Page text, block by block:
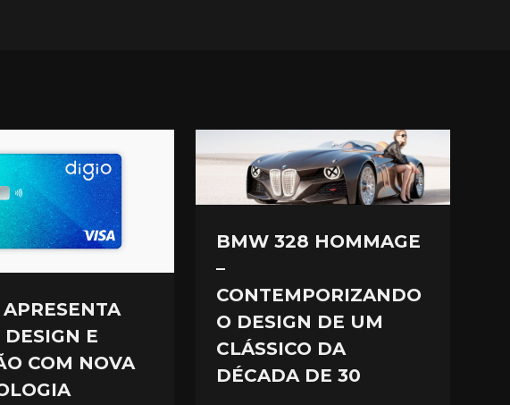
DESIGN E
COM NOVA
BMW 328 HOMMAGE
–
CONTEMPORIZANDO
O DESIGN DE UM
CLÁSSICO DA
DÉCADA DE 30